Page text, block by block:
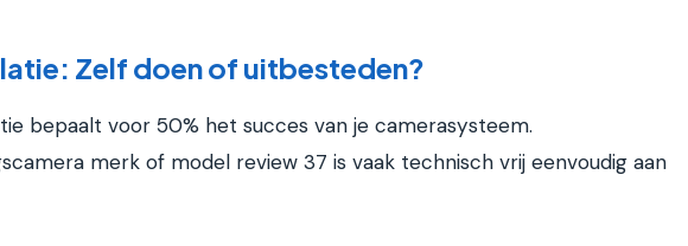
Zelf doen of uitbesteden?
bepaalt voor 50% het succes van je camerasysteem.
merk of model review 37 is vaak technisch vrij eenvoudig aan